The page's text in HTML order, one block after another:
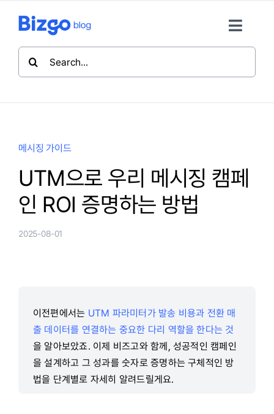
뛰
Toggle
비즈고 홈
메시징 가이드
UTM으로 우리 메시징 캠페
인 ROI 증명하는 방법
2025-08-01
이전편에서는 UTM 파라미터가 발송 비용과 전환 매
출 데이터를 연결하는 중요한 다리 역할을 한다는 것
을 알아보았죠. 이제 비즈고와 함께, 성공적인 캠페인
을 설계하고 그 성과를 숫자로 증명하는 구체적인 방
법을 단계별로 자세히 알려드릴게요.